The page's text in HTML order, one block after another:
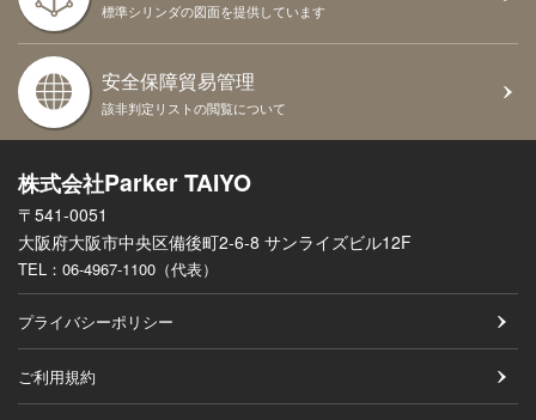
標準シリンダの図面を提供しています
安全保障貿易管理
該非判定リストの閲覧について
株式会社Parker TAIYO
〒541-0051
大阪府大阪市中央区備後町2-6-8 サンライズビル12F
TEL： 06-4967-1100（代表）
プライバシーポリシー
ご利用規約